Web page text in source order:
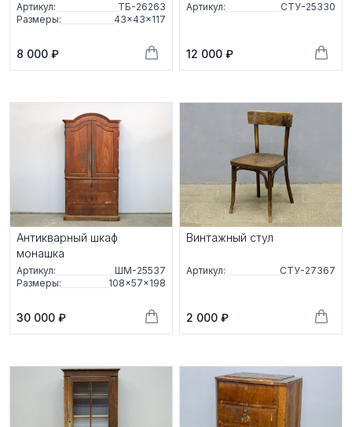
Артикул:
ТБ-26263
Размеры:
43×43×117
8 000 ₽
Артикул: СТУ-25330
12 000 ₽
Антикварный шкаф
монашка
Артикул:
ШМ-25537
Размеры:
108×57×198
30 000 ₽
Винтажный стул
Артикул: СТУ-27367
2 000 ₽